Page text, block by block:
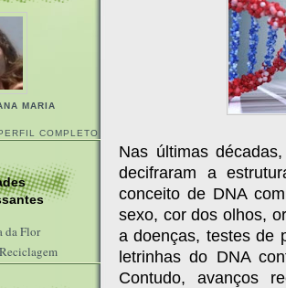
MARIA
COMPLETO
da Flor
Nas últimas
decifraram a
conceito de DNA
sexo, cor dos olhos,
a doenças, testes de
letrinhas do DNA
Contudo, avanços